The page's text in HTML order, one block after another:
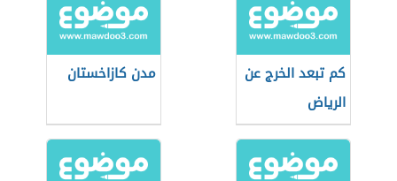
كم تبعد الخرج عن
الرياض
مدن كازاخستان